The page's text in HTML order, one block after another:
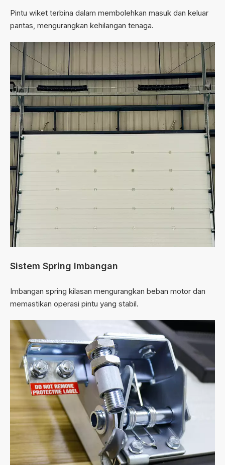
Pintu wiket terbina dalam membolehkan masuk dan keluar
pantas, mengurangkan kehilangan tenaga.
Sistem Spring Imbangan
Imbangan spring kilasan mengurangkan beban motor dan
memastikan operasi pintu yang stabil.